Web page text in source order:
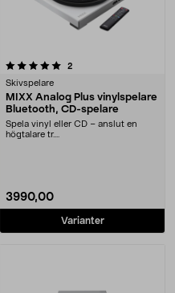
2recensioner
Skivspelare
MIXX Analog Plus vinylspelare
Bluetooth, CD-spelare
Spela vinyl eller CD – anslut en
högtalare tr....
3990,00
Varianter